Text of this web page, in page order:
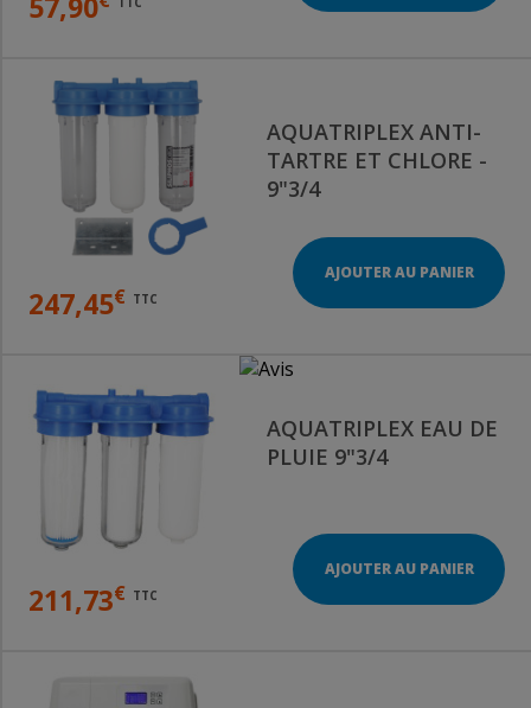
AQUATRIPLEX ANTI-
TARTRE ET CHLORE -
9"3/4
247,45€ TTC
AJOUTER AU PANIER
AQUATRIPLEX EAU DE
PLUIE 9"3/4
211,73€ TTC
AJOUTER AU PANIER